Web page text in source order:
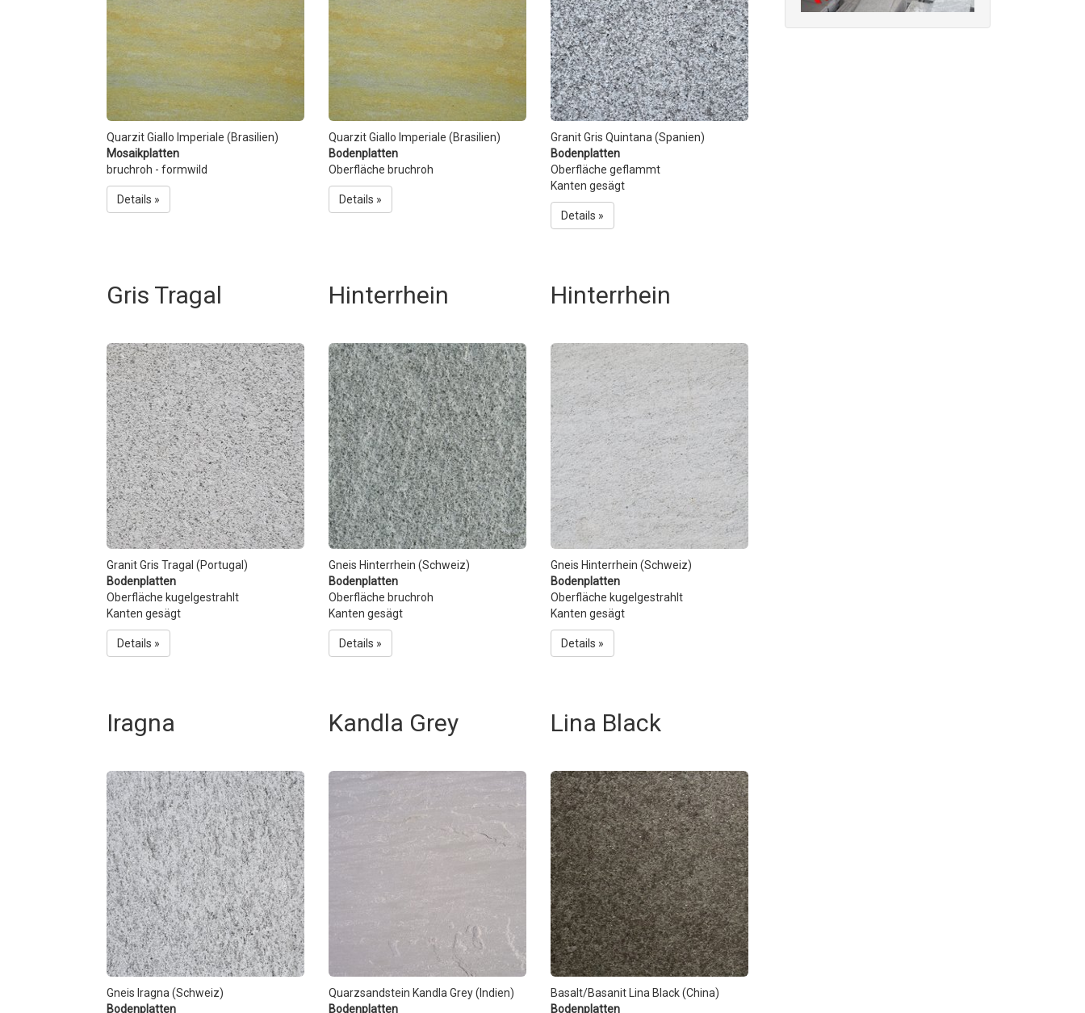
Quarzit Giallo Imperiale (Brasilien)
Mosaikplatten
bruchroh - formwild
Details »
Quarzit Giallo Imperiale (Brasilien)
Bodenplatten
Oberfläche bruchroh
Details »
Granit Gris Quintana (Spanien)
Bodenplatten
Oberfläche geflammt
Kanten gesägt
Details »
Gris Tragal
Granit Gris Tragal (Portugal)
Bodenplatten
Oberfläche kugelgestrahlt
Kanten gesägt
Details »
Hinterrhein
Gneis Hinterrhein (Schweiz)
Bodenplatten
Oberfläche bruchroh
Kanten gesägt
Details »
Hinterrhein
Gneis Hinterrhein (Schweiz)
Bodenplatten
Oberfläche kugelgestrahlt
Kanten gesägt
Details »
Iragna
Gneis Iragna (Schweiz)
Bodenplatten
Kandla Grey
Quarzsandstein Kandla Grey (Indien)
Bodenplatten
Lina Black
Basalt/Basanit Lina Black (China)
Bodenplatten